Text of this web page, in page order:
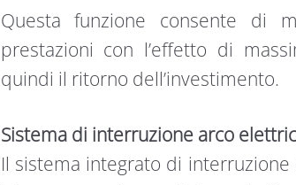
Questa funzione consente di
prestazioni con l’effetto di
quindi il ritorno dell’investimento.
Sistema di interruzione arco
Il sistema integrato di interruzione